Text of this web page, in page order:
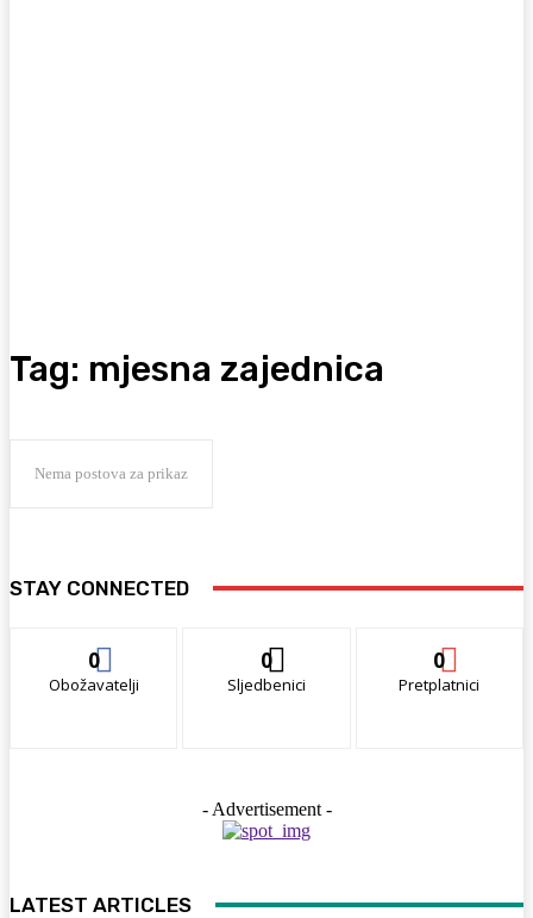
Tag: mjesna zajednica
Nema postova za prikaz
STAY CONNECTED
0
Obožavatelji
0
Sljedbenici
0
Pretplatnici
- Advertisement -
LATEST ARTICLES